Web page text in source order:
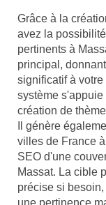
Grâce à la
avez la
pertinents à
principal,
significatif à
système
création de
Il génère
villes de France
SEO d'une
Massat. La cible
précise si
une pertinence